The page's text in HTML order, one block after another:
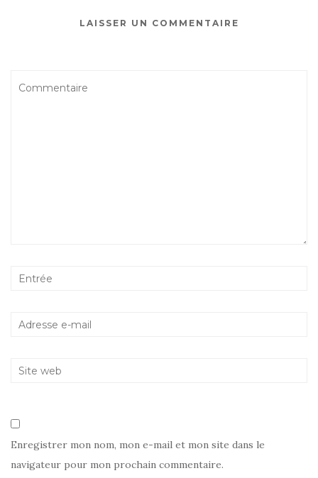
LAISSER UN COMMENTAIRE
Enregistrer mon nom, mon e-mail et mon site dans le
navigateur pour mon prochain commentaire.